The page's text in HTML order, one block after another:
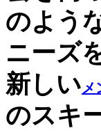
のよう
ニーズ
新しいメ
のスキ